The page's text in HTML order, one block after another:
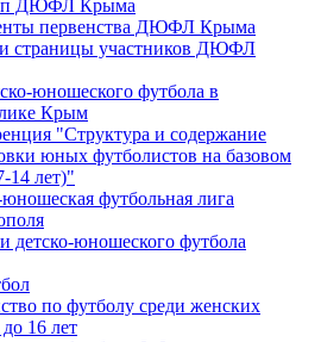
ДЮФЛ Крыма
первенства ДЮФЛ Крыма
страницы участников ДЮФЛ
юношеского футбола в
Крым
"Структура и содержание
юных футболистов на базовом
14 лет)"
юношеская футбольная лига
детско-юношеского футбола
по футболу среди женских
16 лет